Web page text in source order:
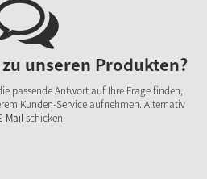
unseren Produkten?
passende Antwort auf Ihre Frage finden,
Kunden-Service aufnehmen. Alternativ
Mailschicken.